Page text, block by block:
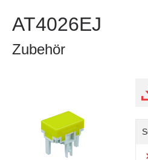
AT4026EJ
Zubehör